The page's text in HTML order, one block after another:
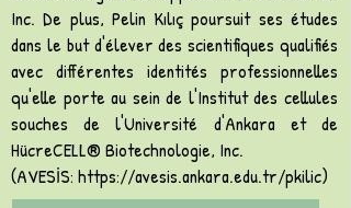
Inc. De plus, Pelin Kılıç poursuit ses études
dans le but d'élever des scientifiques qualifiés
avec différentes identités professionnelles
qu'elle porte au sein de l'Institut des cellules
souches de l'Université d'Ankara et de
HücreCELL®️ Biotechnologie, Inc.
(AVESİS: https://avesis.ankara.edu.tr/pkilic)